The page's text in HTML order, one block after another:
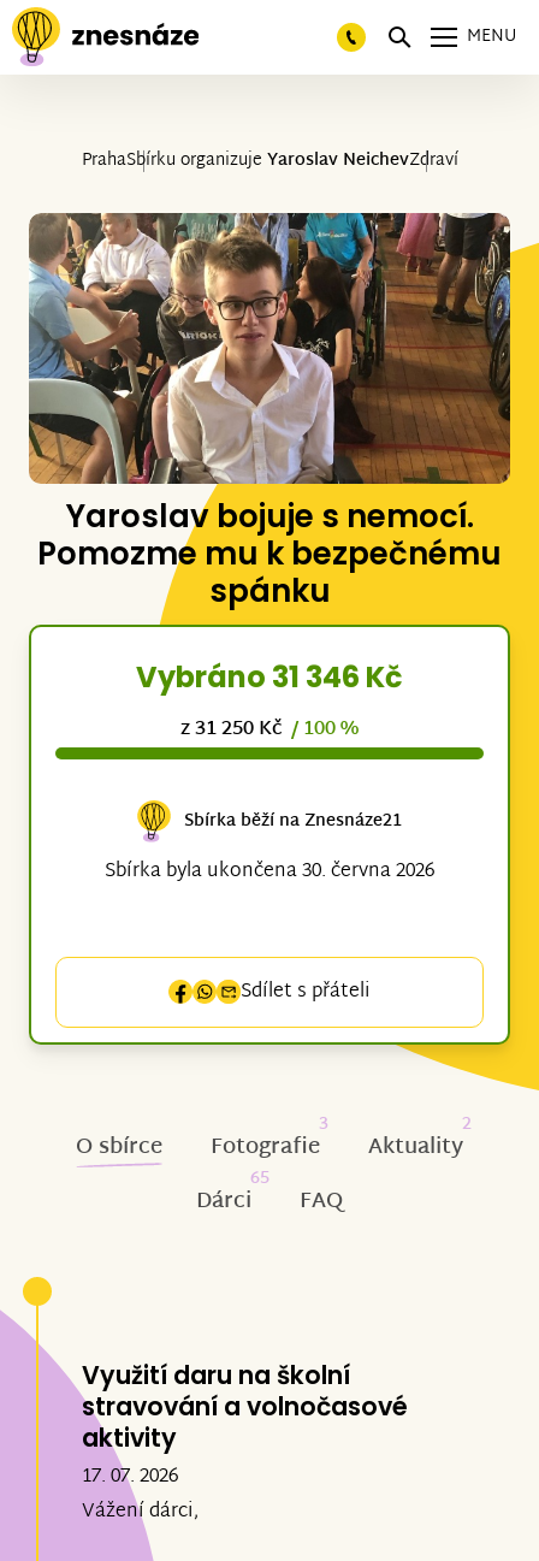
MENU
PrahaSbírku organizuje Yaroslav NeichevZdraví
Yaroslav bojuje s nemocí.
Pomozme mu k bezpečnému
spánku
Vybráno 31 346 Kč
z 31 250 Kč / 100 %
Sbírka běží na Znesnáze21
Sbírka byla ukončena 30. června 2026
Sdílet s přáteli
O sbírce Fotografie
3
Aktuality
2
Dárci
65
FAQ
Využití daru na školní
stravování a volnočasové
aktivity
17. 07. 2026
Vážení dárci,